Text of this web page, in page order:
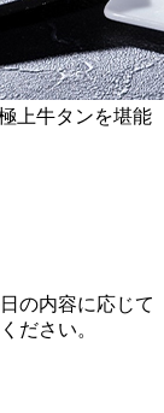
上牛タンを堪能
の内容に応じて
ださい。